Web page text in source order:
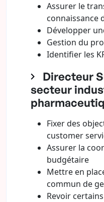
Assurer le
connaissance
Développer
Gestion du
Identifier les
Directeur
secteur
Fixer des
customer
Assurer la
budgétaire
Mettre en
commun de
Revoir